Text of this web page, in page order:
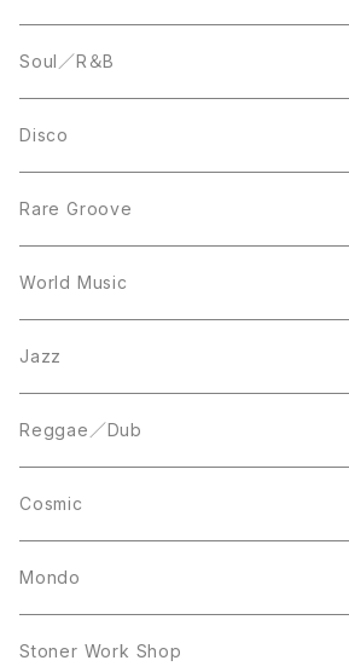
LP
12inch
LP
Soul／R＆B
LP
12inch
Disco
7inch
12inch
LP
Acetate Press
10inch
Rare Groove
12inch
LP
World Music
12inch
LP
Jazz
LP
12inch
Reggae／Dub
LP
12inch
Cosmic
12inch
LP
Mondo
LP
Stoner Work Shop